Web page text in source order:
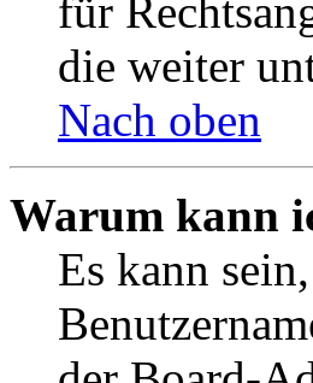
für
die weiter
Nach oben
Warum kann
Es kann